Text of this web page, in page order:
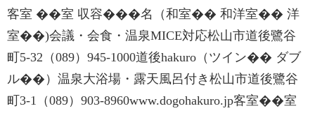
客室 ��室 収容���名（和室�� 和洋室�� 洋
室��)会議・会食・温泉MICE対応松山市道後鷺谷
町5-32（089）945-1000道後hakuro（ツイン�� ダブ
ル��）温泉大浴場・露天風呂付き松山市道後鷺谷
町3-1（089）903-8960www.dogohakuro.jp客室��室